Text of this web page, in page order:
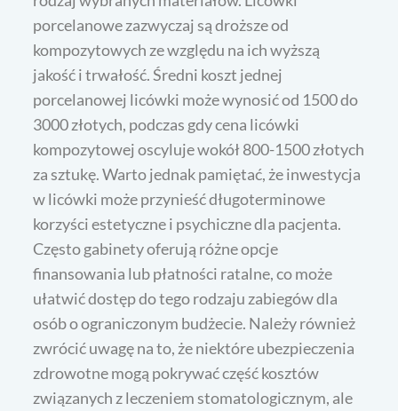
porcelanowe zazwyczaj są droższe od
kompozytowych ze względu na ich wyższą
jakość i trwałość. Średni koszt jednej
porcelanowej licówki może wynosić od 1500 do
3000 złotych, podczas gdy cena licówki
kompozytowej oscyluje wokół 800-1500 złotych
za sztukę. Warto jednak pamiętać, że inwestycja
w licówki może przynieść długoterminowe
korzyści estetyczne i psychiczne dla pacjenta.
Często gabinety oferują różne opcje
finansowania lub płatności ratalne, co może
ułatwić dostęp do tego rodzaju zabiegów dla
osób o ograniczonym budżecie. Należy również
zwrócić uwagę na to, że niektóre ubezpieczenia
zdrowotne mogą pokrywać część kosztów
związanych z leczeniem stomatologicznym, ale